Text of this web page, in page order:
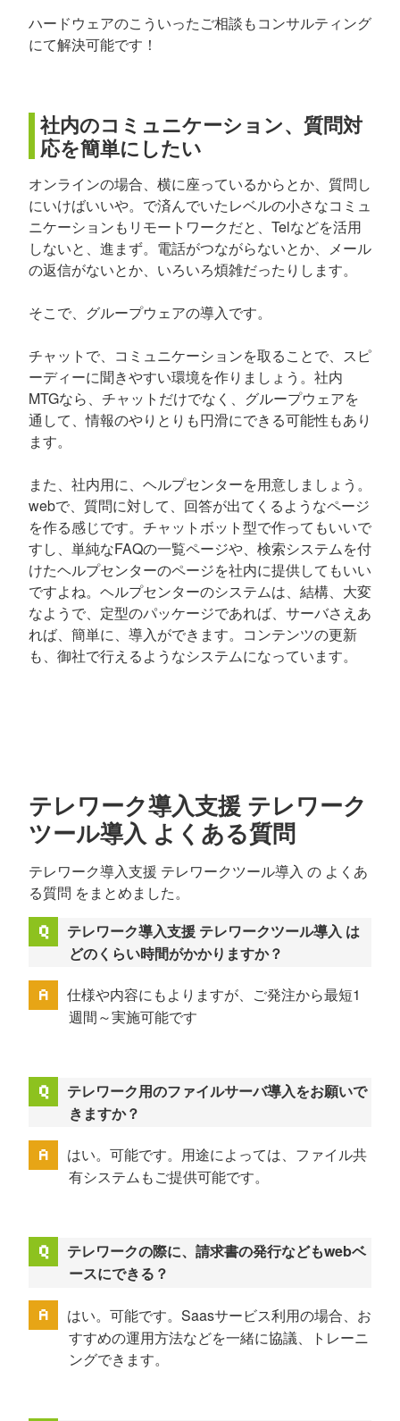
ハードウェアのこういったご相談もコンサルティング
にて解決可能です！
社内のコミュニケーション、質問対
応を簡単にしたい
オンラインの場合、横に座っているからとか、質問し
にいけばいいや。で済んでいたレベルの小さなコミュ
ニケーションもリモートワークだと、Telなどを活用
しないと、進まず。電話がつながらないとか、メール
の返信がないとか、いろいろ煩雑だったりします。
そこで、グループウェアの導入です。
チャットで、コミュニケーションを取ることで、スピ
ーディーに聞きやすい環境を作りましょう。社内
MTGなら、チャットだけでなく、グループウェアを
通して、情報のやりとりも円滑にできる可能性もあり
ます。
また、社内用に、ヘルプセンターを用意しましょう。
webで、質問に対して、回答が出てくるようなページ
を作る感じです。チャットボット型で作ってもいいで
すし、単純なFAQの一覧ページや、検索システムを付
けたヘルプセンターのページを社内に提供してもいい
ですよね。ヘルプセンターのシステムは、結構、大変
なようで、定型のパッケージであれば、サーバさえあ
れば、簡単に、導入ができます。コンテンツの更新
も、御社で行えるようなシステムになっています。
テレワーク導入支援 テレワーク
ツール導入 よくある質問
テレワーク導入支援 テレワークツール導入 の よくあ
る質問 をまとめました。
テレワーク導入支援 テレワークツール導入 は
どのくらい時間がかかりますか？
仕様や内容にもよりますが、ご発注から最短1
週間～実施可能です
テレワーク用のファイルサーバ導入をお願いで
きますか？
はい。可能です。用途によっては、ファイル共
有システムもご提供可能です。
テレワークの際に、請求書の発行などもwebベ
ースにできる？
はい。可能です。Saasサービス利用の場合、お
すすめの運用方法などを一緒に協議、トレーニ
ングできます。